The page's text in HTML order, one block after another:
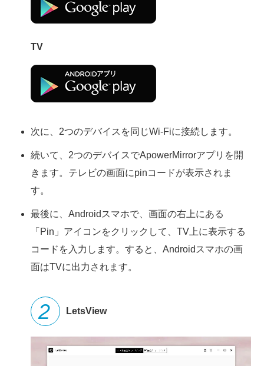
TV
次に、2つのデバイスを同じWi-Fiに接続します。
続いて、2つのデバイスでApowerMirrorアプリを開
きます。テレビの画面にpinコードが表示されま
す。
最後に、Androidスマホで、画面の右上にある
「Pin」アイコンをクリックして、TV上に表示する
コードを入力します。すると、Androidスマホの画
面はTVに出力されます。
LetsView